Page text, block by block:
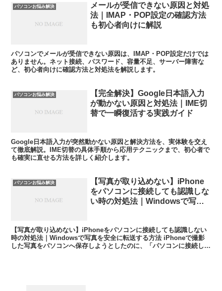
パソコンお悩み解決
メールが受信できない原因と対処
法｜IMAP・POP設定の確認方法
も初心者向けに解説
パソコンでメールが受信できない原因は、IMAP・POP設定だけでは
ありません。ネット接続、パスワード、容量不足、サーバー障害な
ど、初心者向けに確認方法と対処法を解説します。
パソコンお悩み解決
【完全解決】Google日本語入力
が動かない原因と対処法｜IME切
替で一瞬復活する実践ガイド
Google日本語入力が突然動かない原因と解決方法を、実体験を交え
て徹底解説。IME切替の具体手順から応用テクニックまで、初心者で
も確実に直せる方法を詳しく紹介します。
パソコンお悩み解決
【写真が取り込めない】iPhone
をパソコンに接続しても認識しな
い時の対処法｜Windowsで写真
【写真が取り込めない】iPhoneをパソコンに接続しても認識しない
時の対処法｜Windowsで写真を安全に転送する方法 iPhoneで撮影
した写真をパソコンへ保存しようとしたのに、「パソコンに接続して